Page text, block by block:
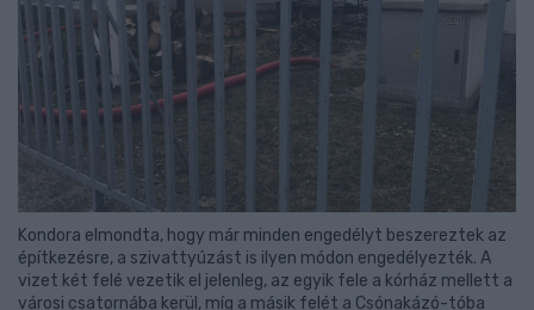
Kondora elmondta, hogy már minden engedélyt beszereztek az
építkezésre, a szivattyúzást is ilyen módon engedélyezték. A
vizet két felé vezetik el jelenleg, az egyik fele a kórház mellett a
városi csatornába kerül, míg a másik felét a Csónakázó-tóba